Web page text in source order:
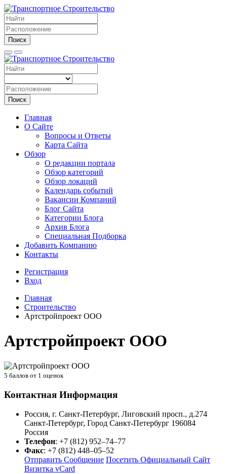
Поиск
Поиск
Главная
О Сайте
Вопросы и Ответы
Карта Сайта
Обзор
О редакции портала
Обзор категорий
Обзор локаций
Календарь событий
Вакансии Компаний
Блог Сайта
Категории Блога
Архив Блога
Специальная Подборка
Добавить Компанию
Контакты
Регистрация
Вход
Главная
Строительство
Артстройпроект ООО
Артстройпроект ООО
5 баллов от 1 оценок
Контактная Информация
Россия, г. Санкт-Петербург, Лиговский просп., д.274
Санкт-Петербург, Город Санкт-Петербург 196084
Россия
Телефон: +7 (812) 952–74–77
Факс: +7 (812) 448–05–52
Отправить Сообщение Посетить Официальный Сайт
Визитка vCard